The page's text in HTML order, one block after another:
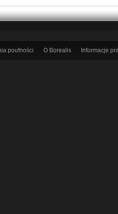
poufności O Borealis Informacje